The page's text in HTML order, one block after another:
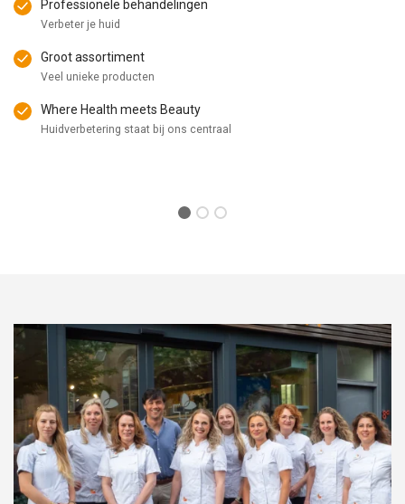
Professionele behandelingen
Verbeter je huid
Groot assortiment
Veel unieke producten
Where Health meets Beauty
Huidverbetering staat bij ons centraal